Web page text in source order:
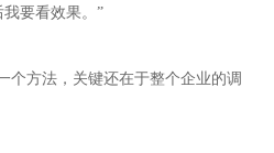
要看效果。”
个方法，关键还在于整个企业的调